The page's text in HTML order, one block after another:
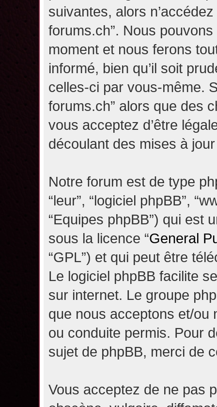
suivantes, alors
forums.ch”. Nous
moment et nous ferons
informé, bien qu’il soit
celles-ci par vous-même.
forums.ch” alors que des
vous acceptez d’être
découlant des mises à
Notre forum est de type
“leur”, “logiciel phpBB”,
“Equipes phpBB”) qui est
sous la licence “General
“GPL”) et qui peut être
Le logiciel phpBB facilite
sur internet. Le groupe
que nous acceptons et/ou
ou conduite permis. Pour
sujet de phpBB, merci de
Vous acceptez de ne pas